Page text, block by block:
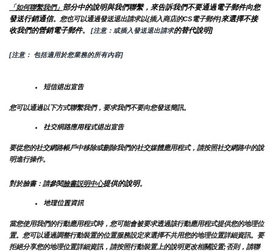
「如何聯繫我們」 部分中的說明與我們聯繫，來告訴我們不要通過電子郵件向您
發送行銷通信。您也可以通過發送退出請求以{插入商店的CS電子郵件]來選擇不接
收我們的營銷電子郵件。 [注意：或插入發送退出請求的替代說明]
[注意： 包括適用於您業務的所有內容]
短信退出宣告
您可以通過以下方式聯繫我們，要求我們不要向您發送簡訊。
社交網路應用程式退出宣告
要從您的社交網路帳戶中移除或刪除我們的社交媒體應用程式，請按照社交網路中的說
明進行操作。
對於臉書：請參閱臉書説明中心提供的說明。
地理位置資訊
當您使用我們的行動應用程式時，您可能會被要求透過該行動應用程式提供您的地理位
置。您可以通過調整行動裝置的位置服務設定來選擇不共用您的地理位置詳細資訊。要
拒絕分享您的地理位置詳細資訊，請按照行動裝置上的說明更改相關設置;否則，請聯